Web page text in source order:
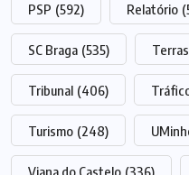
PSP (592) Relatório
SC Braga (535)
Tribunal (406)
Turismo (248)
Viana do Castelo (336)